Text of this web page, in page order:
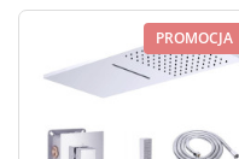
PROMOCJA